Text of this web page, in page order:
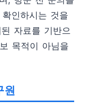
인하시는 것을
자료를 기반으
목적이 아님을
원